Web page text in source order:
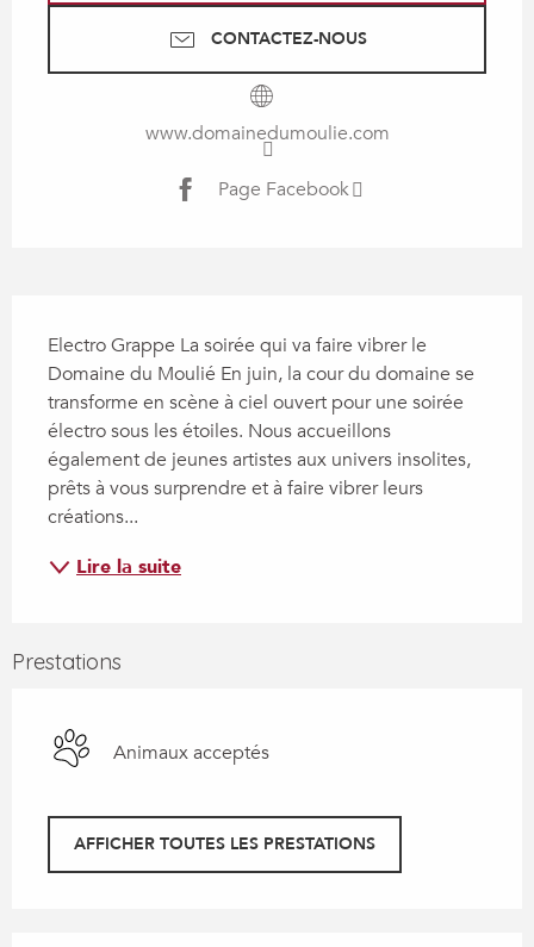
CONTACTEZ-NOUS
www.domainedumoulie.com
Page Facebook
Electro Grappe La soirée qui va faire vibrer le
Domaine du Moulié En juin, la cour du domaine se
transforme en scène à ciel ouvert pour une soirée
électro sous les étoiles. Nous accueillons
également de jeunes artistes aux univers insolites,
prêts à vous surprendre et à faire vibrer leurs
créations...
Lire la suite
Prestations
Animaux acceptés
AFFICHER TOUTES LES PRESTATIONS